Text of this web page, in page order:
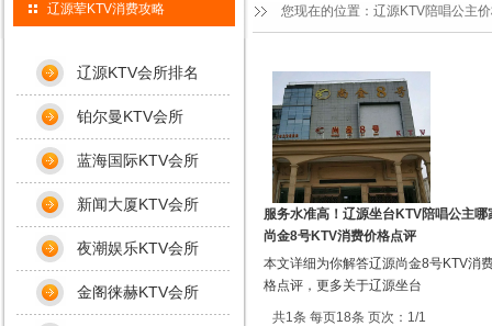
服务水准高！辽源坐台KTV陪唱公主哪
尚金8号KTV消费价格点评
本文详细为你解答辽源尚金8号KTV消
格点评，更多关于辽源坐台
共1条 每页18条 页次：1/1
您现在的位置： 辽源KTV陪唱公主
辽源荤KTV消费攻略
辽源KTV会所排名
铂尔曼KTV会所
蓝海国际KTV会所
新闻大厦KTV会所
夜潮娱乐KTV会所
金阁徕赫KTV会所